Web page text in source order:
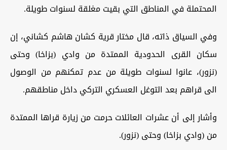
المحتملة في المناطق التي بقيت مغلقة لسنوات طويلة.
وفي السياق ذاته، قال مختار قرية كشان هاشم كشاني، إن
سكان القرى الحدودية الممتدة من وادي (بزاخا) وحتى
(نزور)، عانوا لسنوات طويلة من عدم تمكنهم من الوصول
الى قراهم بعد التوغل العسكري التركي داخل مناطقهم.
وأشار إلى أن عشرات العائلات حرمت من زيارة قراها الممتدة
من (وادي بزاخا) وحتى (نزور).